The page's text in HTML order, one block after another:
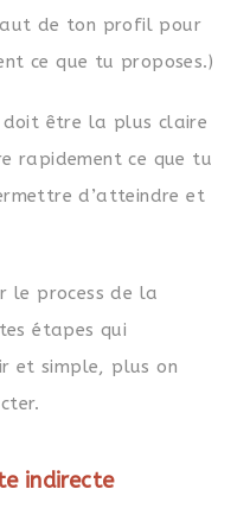
de ton profil pour
ce que tu proposes.)
être la plus claire
rapidement ce que tu
d’atteindre et
le process de la
étapes qui
et simple, plus on
indirecte